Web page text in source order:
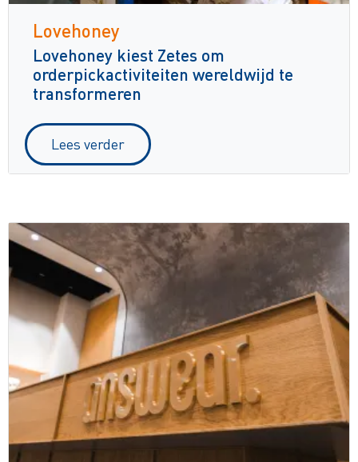
Lovehoney
Lovehoney kiest Zetes om
orderpickactiviteiten wereldwijd te
transformeren
Lees verder